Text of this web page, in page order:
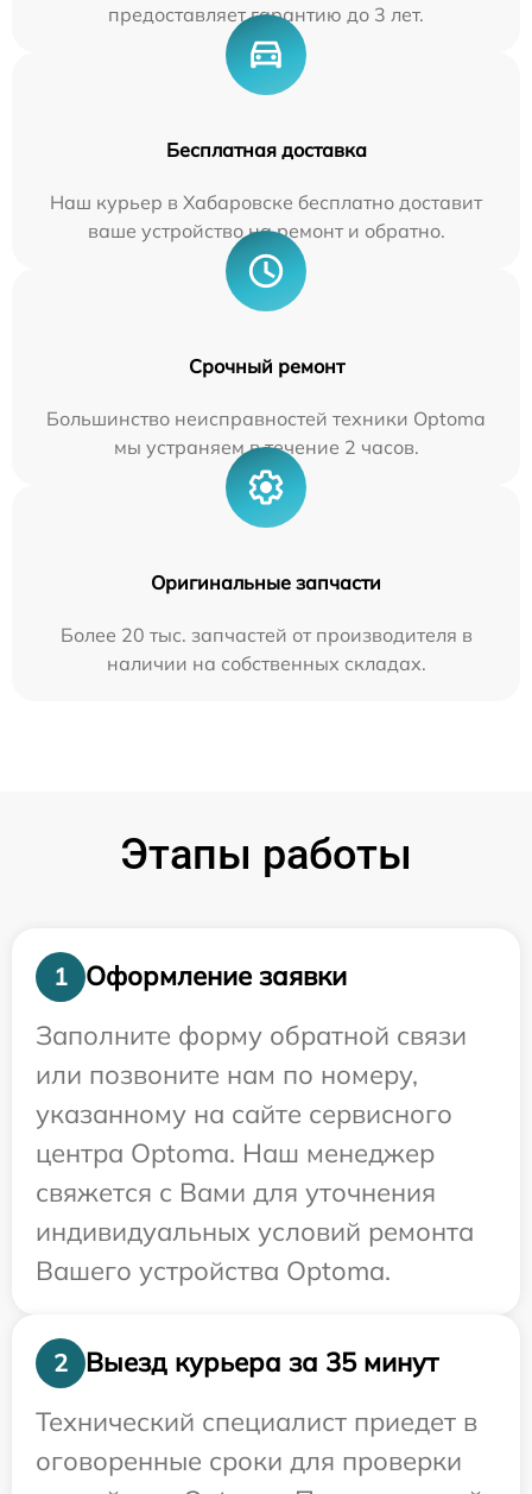
предоставляет гарантию до 3 лет.
Бесплатная доставка
Наш курьер в Хабаровске бесплатно доставит
ваше устройство на ремонт и обратно.
Срочный ремонт
Большинство неисправностей техники Optoma
мы устраняем в течение 2 часов.
Оригинальные запчасти
Более 20 тыс. запчастей от производителя в
наличии на собственных складах.
Этапы работы
1
Оформление заявки
Заполните форму обратной связи
или позвоните нам по номеру,
указанному на сайте сервисного
центра Optoma. Наш менеджер
свяжется с Вами для уточнения
индивидуальных условий ремонта
Вашего устройства Optoma.
2
Выезд курьера за 35 минут
Технический специалист приедет в
оговоренные сроки для проверки